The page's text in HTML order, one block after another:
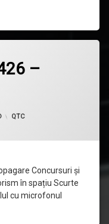
–
9 februarie, 2020
Categorii:
QTC
Concursuri și
în spațiu Scurte
cu microfonul